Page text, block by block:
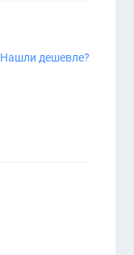
Нашли дешевле?